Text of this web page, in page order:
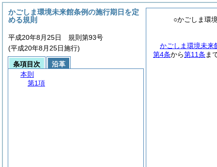
○かごしま環
かごしま環境未来
第4条から第11条 ま
かごしま環境未来館条例の施行期日を定
める規則
平成20年8月25日 規則第93号
(平成20年8月25日施行)
条項目次
沿革
本則
第1項